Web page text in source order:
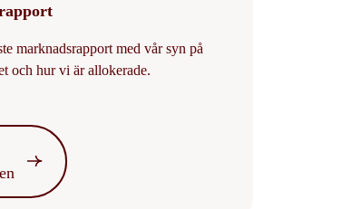
marknadsrapport med vår syn på
och hur vi är allokerade.